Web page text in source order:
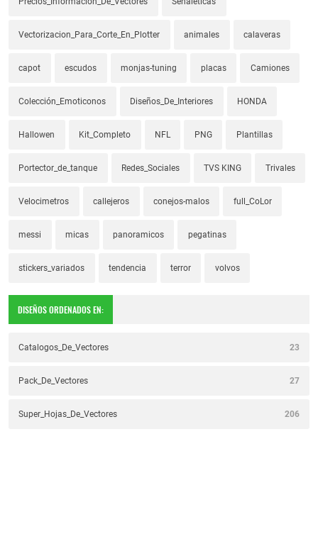
Vectorizacion_Para_Corte_En_Plotter animales calaveras
capot escudos monjas-tuning placas Camiones
Colección_Emoticonos Diseños_De_Interiores HONDA
Hallowen Kit_Completo NFL PNG Plantillas
Portector_de_tanque Redes_Sociales TVS KING Trivales
Velocimetros callejeros conejos-malos full_CoLor
messi micas panoramicos pegatinas
stickers_variados tendencia terror volvos
DISEÑOS ORDENADOS EN:
Catalogos_De_Vectores 23
Pack_De_Vectores 27
Super_Hojas_De_Vectores 206